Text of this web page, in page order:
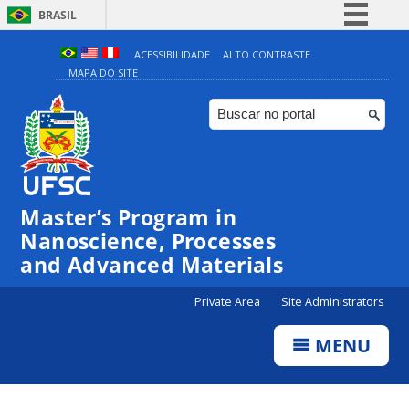
BRASIL
Simplifique!
Comunica BR
Participe
ACESSIBILIDADE
ALTO CONTRASTE
MAPA DO SITE
Master’s Program in
Nanoscience, Processes
and Advanced Materials
Private Area Site Administrators
MENU
00:00
01:00